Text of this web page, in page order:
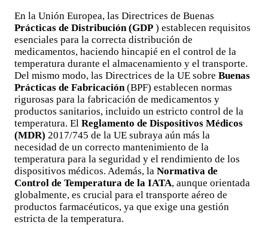
En la Unión Europea, las Directrices de Buenas
Prácticas de Distribución (GDP ) establecen requisitos
esenciales para la correcta distribución de
medicamentos, haciendo hincapié en el control de la
temperatura durante el almacenamiento y el transporte.
Del mismo modo, las Directrices de la UE sobre Buenas
Prácticas de Fabricación (BPF) establecen normas
rigurosas para la fabricación de medicamentos y
productos sanitarios, incluido un estricto control de la
temperatura. El Reglamento de Dispositivos Médicos
(MDR) 2017/745 de la UE subraya aún más la
necesidad de un correcto mantenimiento de la
temperatura para la seguridad y el rendimiento de los
dispositivos médicos. Además, la Normativa de
Control de Temperatura de la IATA, aunque orientada
globalmente, es crucial para el transporte aéreo de
productos farmacéuticos, ya que exige una gestión
estricta de la temperatura.